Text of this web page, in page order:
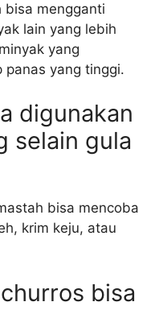
bisa mengganti
lain yang lebih
yang
panas yang tinggi.
digunakan
selain gula
bisa mencoba
krim keju, atau
bisa